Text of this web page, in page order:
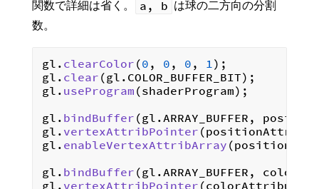
関数で詳細は省く。
a, b は球の二方向の分割
数。
gl. clearColor (0 , 0 , 0 , 1);
gl. clear (gl. COLOR_BUFFER_BIT);
gl. useProgram (shaderProgram);
gl. bindBuffer (gl.ARRAY_BUFFER ,
gl. vertexAttribPointer
gl. enableVertexAttribArray
gl. bindBuffer (gl.ARRAY_BUFFER ,
gl. vertexAttribPointer